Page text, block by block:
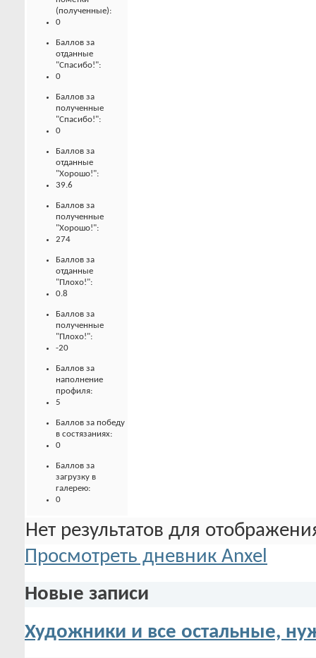
(полученные):
0
Баллов за
отданные
"Спасибо!":
0
Баллов за
полученные
"Спасибо!":
0
Баллов за
отданные
"Хорошо!":
39.6
Баллов за
полученные
"Хорошо!":
274
Баллов за
отданные
"Плохо!":
0.8
Баллов за
полученные
"Плохо!":
-20
Баллов за
наполнение
профиля:
5
Баллов за победу
в состязаниях:
0
Баллов за
загрузку в
галерею:
0
Нет результатов для
Просмотреть дневник Anxel
Новые записи
Художники и все остальные,